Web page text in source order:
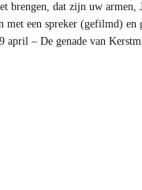
brengen, dat zijn uw armen,
een spreker (gefilmd) en
april – De genade van